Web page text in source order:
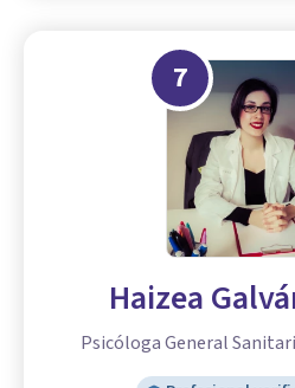
7
Haizea
Psicóloga General